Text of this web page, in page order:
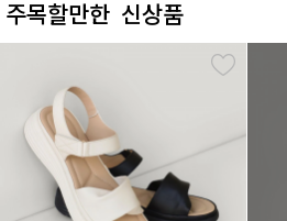
주목할만한 신상품